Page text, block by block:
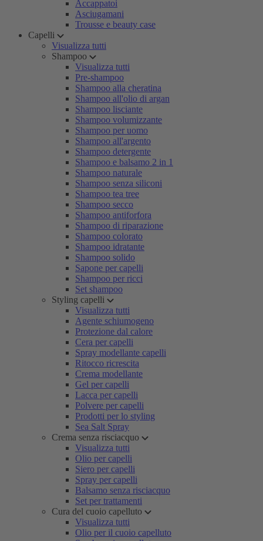
Accappatoi
Asciugamani
Trousse e beauty case
Capelli
Visualizza tutti
Shampoo
Visualizza tutti
Pre-shampoo
Shampoo alla cheratina
Shampoo all'olio di argan
Shampoo lisciante
Shampoo volumizzante
Shampoo per uomo
Shampoo all'argento
Shampoo detergente
Shampoo e balsamo 2 in 1
Shampoo naturale
Shampoo senza siliconi
Shampoo tea tree
Shampoo secco
Shampoo antiforfora
Shampoo di riparazione
Shampoo colorato
Shampoo idratante
Shampoo solido
Sapone per capelli
Shampoo per ricci
Set shampoo
Styling capelli
Visualizza tutti
Agente schiumogeno
Protezione dal calore
Cera per capelli
Spray modellante capelli
Ritocco ricrescita
Crema modellante
Gel per capelli
Lacca per capelli
Polvere per capelli
Prodotti per lo styling
Sea Salt Spray
Crema senza risciacquo
Visualizza tutti
Olio per capelli
Siero per capelli
Spray per capelli
Balsamo senza risciacquo
Set per trattamenti
Cura del cuoio capelluto
Visualizza tutti
Olio per il cuoio capelluto